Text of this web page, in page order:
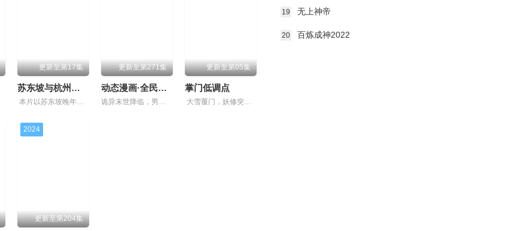
更新至第17集
苏东坡与杭州的故事
本片以苏东坡晚年第二次赴任杭州，与老友佛印（一心想将苏东坡渡入佛门）、辽国女粉丝耶律云（原型为高丽使者之子金富轼与金富辙合二为一，女扮男装、化名萧子云，千里迢迢赶赴杭州，试图将苏东坡请回辽
更新至第271集
动态漫画·全民诡异：开局掌握零元购
诡异末世降临，男主角陈木携万亿诡币重生，开局直接化身天使投资人，当其他人为了几块冥币大打出手时，陈木早已开启了大撒币模式买下各种诡异场景。别人还在规则中苦苦探索生路，陈木却倒反天罡化身规则制
更新至第05集
掌门低调点
大雪覆门，妖修突袭，屠尽墨门，少年路朝歌痛失至亲，绝境之中觉醒绑定逆天系统，靠水系启灵死里逃生，立誓肃清世间妖邪。十年蛰伏苦修，他困于初境寸步难行，一朝契机重启系统，携妹妹路冬梨下山寻灵草
2024
更新至第204集
19 无上神帝
20 百炼成神2022